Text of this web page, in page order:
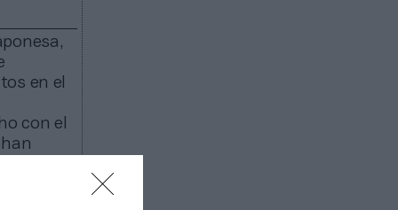
en el
con el
y